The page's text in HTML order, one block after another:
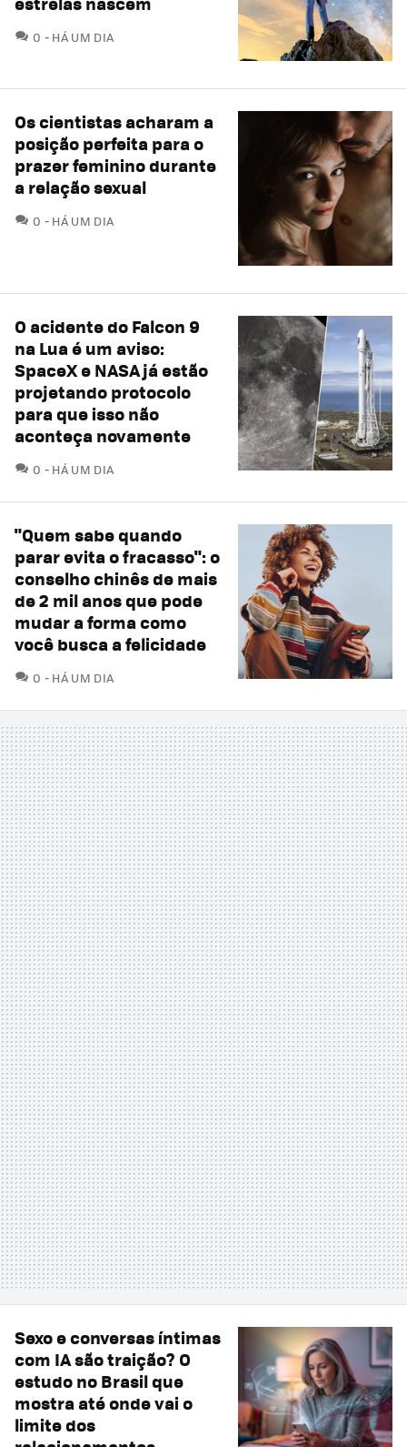
0 COMENTÁRIOS
HÁ UM DIA
Os cientistas acharam a
posição perfeita para o
prazer feminino durante
a relação sexual
0 COMENTÁRIOS
HÁ UM DIA
O acidente do Falcon 9
na Lua é um aviso:
SpaceX e NASA já estão
projetando protocolo
para que isso não
aconteça novamente
0 COMENTÁRIOS
HÁ UM DIA
"Quem sabe quando
parar evita o fracasso": o
conselho chinês de mais
de 2 mil anos que pode
mudar a forma como
você busca a felicidade
0 COMENTÁRIOS
HÁ UM DIA
Sexo e conversas íntimas
com IA são traição? O
estudo no Brasil que
mostra até onde vai o
limite dos